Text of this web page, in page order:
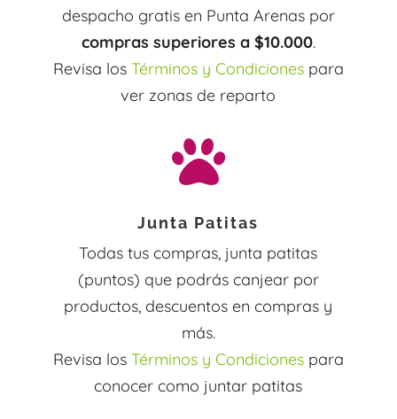
despacho gratis en Punta Arenas por
compras superiores a $10.000.
Revisa los Términos y Condicionespara
ver zonas de reparto

Junta Patitas
Todas tus compras, junta patitas
(puntos) que podrás canjear por
productos, descuentos en compras y
más.
Revisa los Términos y Condicionespara
conocer como juntar patitas